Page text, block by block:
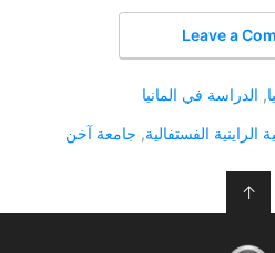
Leave a
, الدراسة في المانيا
الراينية الفستفالية, جامعة آخن
↑